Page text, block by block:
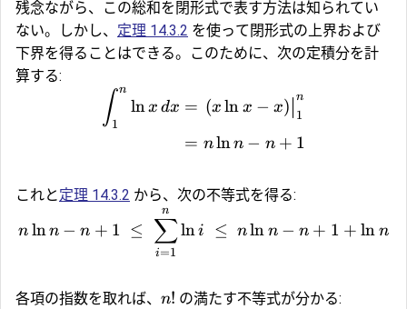
残念ながら、この総和を閉形式で表す方法は知られてい
ない。しかし、 定理 14.3.2 を使って閉形式の上界および
下界を得ることはできる。このために、次の定積分を計
算する:
∫1
n
lnx dx = ((
x ln x − x) 1
n
= nlnn − n + 1
これと 定理 14.3.2 から、次の不等式を得る:
n lnn − n + 1 ≤
i=1
∑
n
lni ≤ nln n − n + 1 + ln n
各項の指数を取れば、 n! の満たす不等式が分かる: